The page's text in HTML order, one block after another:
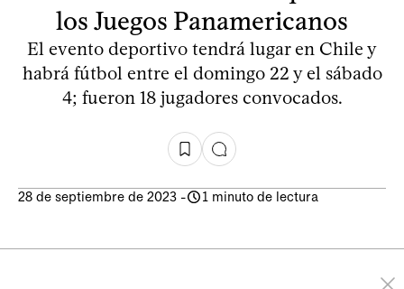
los Juegos Panamericanos
El evento deportivo tendrá lugar en Chile y
habrá fútbol entre el domingo 22 y el sábado
4; fueron 18 jugadores convocados.
28 de septiembre de 2023 - 1 minuto de lectura